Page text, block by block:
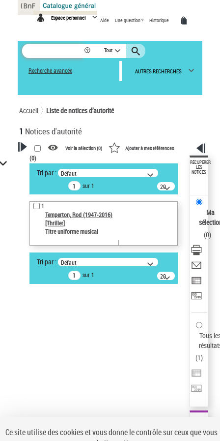
Espace personnel Aide Une question ? Historique
Tout
Recherche avancée AUTRES RECHERCHES
Accueil Liste de notices d’autorité
1 Notices d'autorité
VOTRE RECHERCHE
Recherche avancée dans les
notices d’autorité
Œuvres liées à l'auteur :
Temperton, Rod (1947-2016)
Type de notice d'autorité
Voir la sélection (0) Ajouter à mes références
(0)
Tri par : Défaut
sur 1
20
résultats/page
1
Temperton, Rod (1947-2016)
[Thriller]
Titre uniforme musical
Tri par : Défaut
sur 1
20
résultats/page
RÉCUPÉRER
LES
NOTICES
Ma
(0)
Tous
(1)
Panneau de gestion des cookies
Ce site utilise des cookies et vous donne le contrôle sur ceux que vous